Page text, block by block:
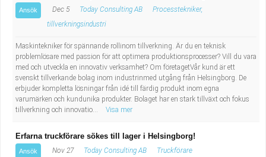
Ansök Dec 5 Today Consulting AB
Processtekniker,
tillverkningsindustri
Maskintekniker för spännande rollinom tillverkning. Är du en teknisk
problemlösare med passion för att optimera produktionsprocesser? Vill du vara
med och utveckla en innovativ verksamhet? Om företagetVår kund är ett
svenskt tillverkande bolag inom industrinmed utgång från Helsingborg. De
erbjuder kompletta lösningar från idé till färdig produkt inom egna
varumärken och kundunika produkter. Bolaget har en stark tillväxt och fokus
tillverkning och innovatio...
Visa mer
Erfarna truckförare sökes till lager i Helsingborg!
Ansök Nov 27 Today Consulting AB Truckförare